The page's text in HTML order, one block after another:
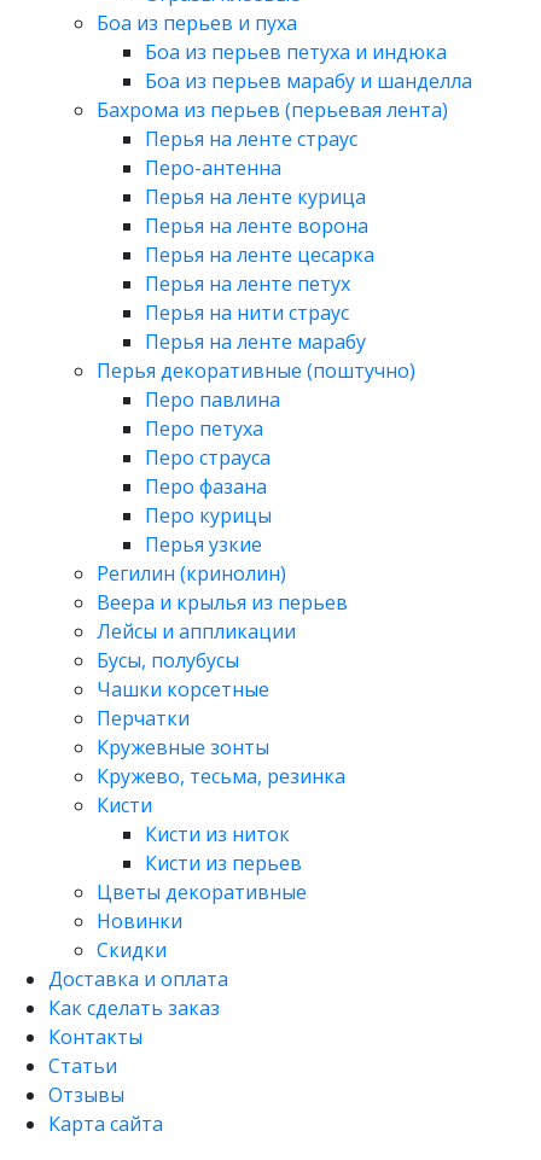
Боа из перьев и пуха
Боа из перьев петуха и индюка
Боа из перьев марабу и шанделла
Бахрома из перьев (перьевая лента)
Перья на ленте страус
Перо-антенна
Перья на ленте курица
Перья на ленте ворона
Перья на ленте цесарка
Перья на ленте петух
Перья на нити страус
Перья на ленте марабу
Перья декоративные (поштучно)
Перо павлина
Перо петуха
Перо страуса
Перо фазана
Перо курицы
Перья узкие
Регилин (кринолин)
Веера и крылья из перьев
Лейсы и аппликации
Бусы, полубусы
Чашки корсетные
Перчатки
Кружевные зонты
Кружево, тесьма, резинка
Кисти
Кисти из ниток
Кисти из перьев
Цветы декоративные
Новинки
Скидки
Доставка и оплата
Как сделать заказ
Контакты
Статьи
Отзывы
Карта сайта